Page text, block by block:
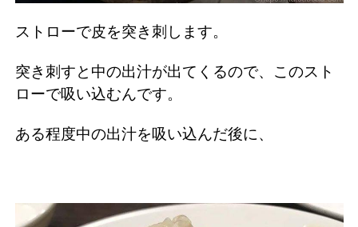
ストローで皮を突き刺します。
突き刺すと中の出汁が出てくるので、このスト
ローで吸い込むんです。
ある程度中の出汁を吸い込んだ後に、